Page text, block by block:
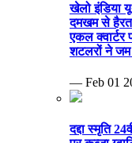
खेलो इंडिया
दमखम से
एकल क्वार्टर
शटलरों ने जम
— Feb 01
दद्दा स्मृति